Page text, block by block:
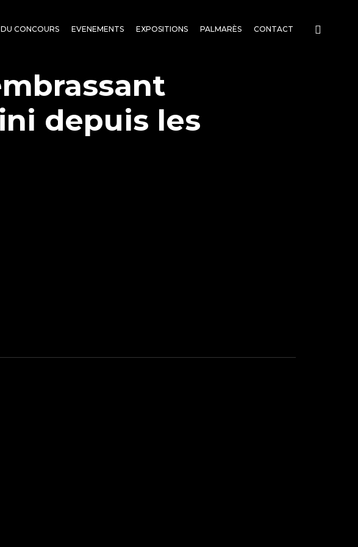
CONCOURS EVENEMENTS EXPOSITIONS PALMARÈS CONTACT
depuis les